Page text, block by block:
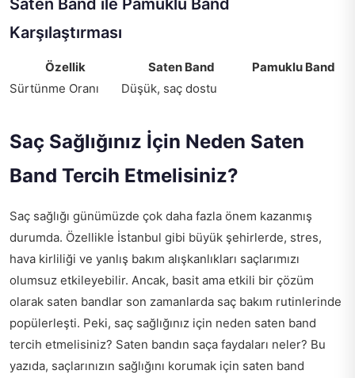
Saten Band ile Pamuklu Band
Karşılaştırması
Özellik Saten Band
Pamuklu Band
Sürtünme Oranı
Düşük, saç dostu
Saç Sağlığınız İçin Neden Saten
Band Tercih Etmelisiniz?
Saç sağlığı günümüzde çok daha fazla önem kazanmış
durumda. Özellikle İstanbul gibi büyük şehirlerde, stres,
hava kirliliği ve yanlış bakım alışkanlıkları saçlarımızı
olumsuz etkileyebilir. Ancak, basit ama etkili bir çözüm
olarak saten bandlar son zamanlarda saç bakım rutinlerinde
popülerleşti. Peki, saç sağlığınız için neden saten band
tercih etmelisiniz? Saten bandın saça faydaları neler? Bu
yazıda, saçlarınızın sağlığını korumak için saten band